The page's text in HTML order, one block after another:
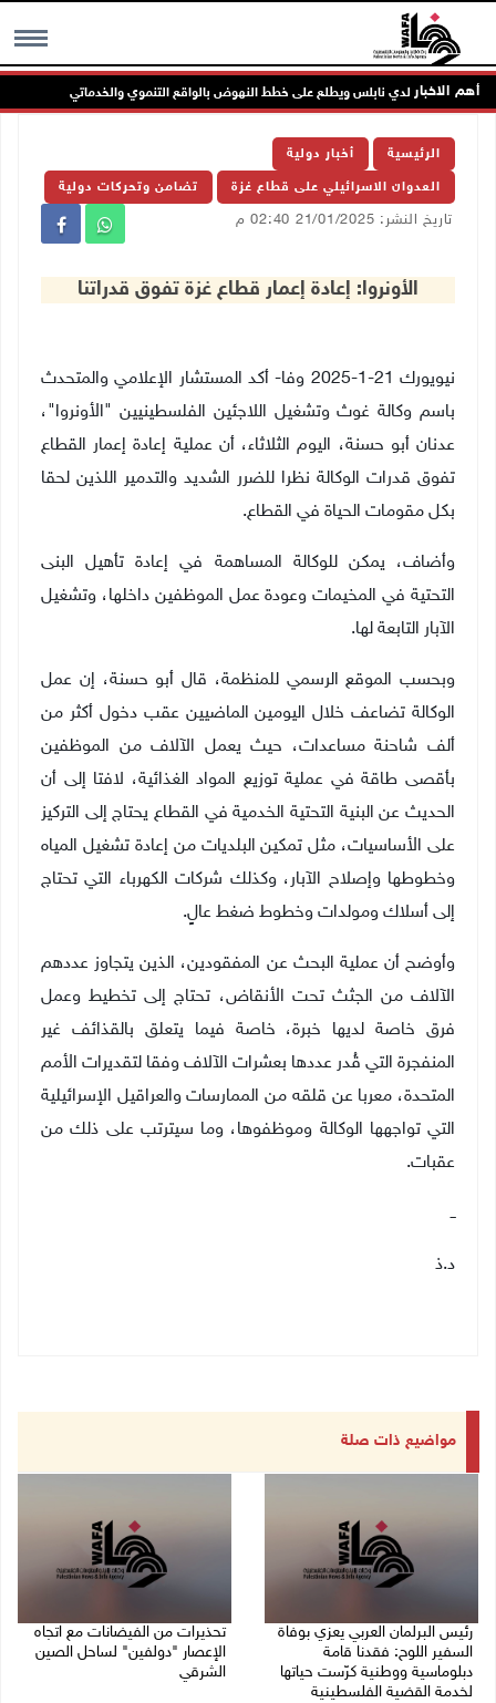
MENU أهم الاخبار
مجلس بلدي نابلس ويطلع على خطط النهوض بالواقع التنموي والخدماتي
الرئيسية أخبار دولية
العدوان الاسرائيلي على قطاع غزة تضامن وتحركات دولية
تاريخ النشر: 21/01/2025 02:40 م
الأونروا: إعادة إعمار قطاع غزة تفوق قدراتنا
نيويورك 21-1-2025 وفا- أكد المستشار الإعلامي والمتحدث
باسم وكالة غوث وتشغيل اللاجئين الفلسطينيين "الأونروا"،
عدنان أبو حسنة، اليوم الثلاثاء، أن عملية إعادة إعمار القطاع
تفوق قدرات الوكالة نظرا للضرر الشديد والتدمير اللذين لحقا
بكل مقومات الحياة في القطاع.
وأضاف، يمكن للوكالة المساهمة في إعادة تأهيل البنى
التحتية في المخيمات وعودة عمل الموظفين داخلها، وتشغيل
الآبار التابعة لها.
وبحسب الموقع الرسمي للمنظمة، قال أبو حسنة، إن عمل
الوكالة تضاعف خلال اليومين الماضيين عقب دخول أكثر من
ألف شاحنة مساعدات، حيث يعمل الآلاف من الموظفين
بأقصى طاقة في عملية توزيع المواد الغذائية، لافتا إلى أن
الحديث عن البنية التحتية الخدمية في القطاع يحتاج إلى التركيز
على الأساسيات، مثل تمكين البلديات من إعادة تشغيل المياه
وخطوطها وإصلاح الآبار، وكذلك شركات الكهرباء التي تحتاج
إلى أسلاك ومولدات وخطوط ضغط عالٍ.
وأوضح أن عملية البحث عن المفقودين، الذين يتجاوز عددهم
الآلاف من الجثث تحت الأنقاض، تحتاج إلى تخطيط وعمل
فرق خاصة لديها خبرة، خاصة فيما يتعلق بالقذائف غير
المنفجرة التي قُدر عددها بعشرات الآلاف وفقا لتقديرات الأمم
المتحدة، معربا عن قلقه من الممارسات والعراقيل الإسرائيلية
التي تواجهها الوكالة وموظفوها، وما سيترتب على ذلك من
عقبات.
ــ
د.ذ
مواضيع ذات صلة
رئيس البرلمان العربي يعزي بوفاة
السفير اللوح: فقدنا قامة
دبلوماسية ووطنية كرّست حياتها
لخدمة القضية الفلسطينية
تحذيرات من الفيضانات مع اتجاه
الإعصار "دولفين" لساحل الصين
الشرقي